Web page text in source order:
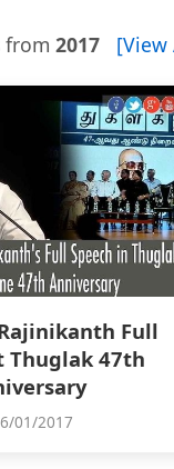
from 2017 [View
Full
Thuglak 47th
01/2017